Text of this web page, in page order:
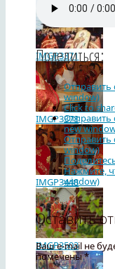
IMGP3371
IMGP3378
IMGP3448
IMGP3503
Поделиться:
Отправить
window)
Click to
Отправить
new
window)
Нажмите,
window)
Оставить
Ваш e-mail не
помечены*